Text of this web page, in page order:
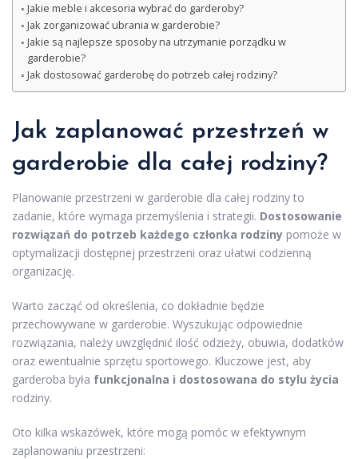
Jakie meble i akcesoria wybrać do garderoby?
Jak zorganizować ubrania w garderobie?
Jakie są najlepsze sposoby na utrzymanie porządku w
garderobie?
Jak dostosować garderobę do potrzeb całej rodziny?
Jak zaplanować przestrzeń w
garderobie dla całej rodziny?
Planowanie przestrzeni w garderobie dla całej rodziny to
zadanie, które wymaga przemyślenia i strategii. Dostosowanie
rozwiązań do potrzeb każdego członka rodziny pomoże w
optymalizacji dostępnej przestrzeni oraz ułatwi codzienną
organizację.
Warto zacząć od określenia, co dokładnie będzie
przechowywane w garderobie. Wyszukując odpowiednie
rozwiązania, należy uwzględnić ilość odzieży, obuwia, dodatków
oraz ewentualnie sprzętu sportowego. Kluczowe jest, aby
garderoba była funkcjonalna i dostosowana do stylu życia
rodziny.
Oto kilka wskazówek, które mogą pomóc w efektywnym
zaplanowaniu przestrzeni: